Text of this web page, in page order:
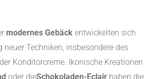
modernes Gebäck entwickelten sich
neuer Techniken, insbesondere des
Konditorcreme. Ikonische Kreationen
oder dieSchokoladen-Eclair haben die